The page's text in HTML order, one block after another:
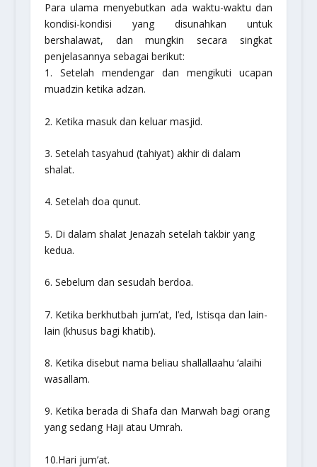
Para ulama menyebutkan ada waktu-waktu dan
kondisi-kondisi yang disunahkan untuk
bershalawat, dan mungkin secara singkat
penjelasannya sebagai berikut:
1. Setelah mendengar dan mengikuti ucapan
muadzin ketika adzan.
2. Ketika masuk dan keluar masjid.
3. Setelah tasyahud (tahiyat) akhir di dalam
shalat.
4. Setelah doa qunut.
5. Di dalam shalat Jenazah setelah takbir yang
kedua.
6. Sebelum dan sesudah berdoa.
7. Ketika berkhutbah jum’at, I’ed, Istisqa dan lain-
lain (khusus bagi khatib).
8. Ketika disebut nama beliau shallallaahu ‘alaihi
wasallam.
9. Ketika berada di Shafa dan Marwah bagi orang
yang sedang Haji atau Umrah.
10.Hari jum’at.